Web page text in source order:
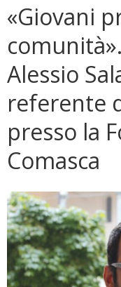
«Giovani
Alessio
referente
presso la
Comasca